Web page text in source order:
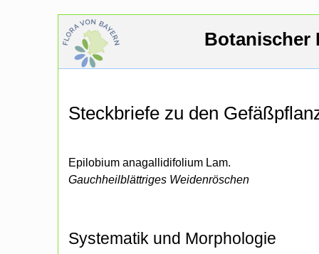
Botanischer
Steckbriefe zu den
Epilobium anagallidifolium Lam.
Gauchheilblättriges Weidenröschen
Systematik und Morphologie